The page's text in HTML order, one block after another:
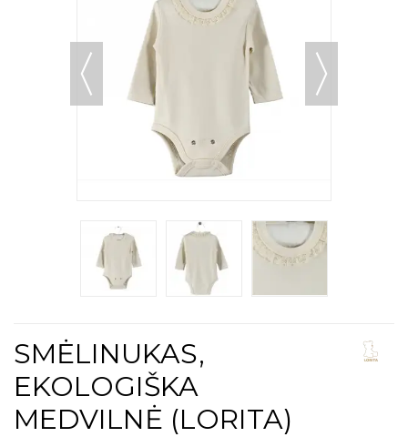
SMĖLINUKAS,
EKOLOGIŠKA
MEDVILNĖ (LORITA)